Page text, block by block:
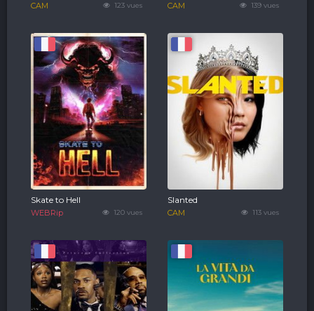
123 vues
CAM 139 vues
CAM
120 vues
Skate to Hell
WEBRip 113 vues
Slanted
CAM